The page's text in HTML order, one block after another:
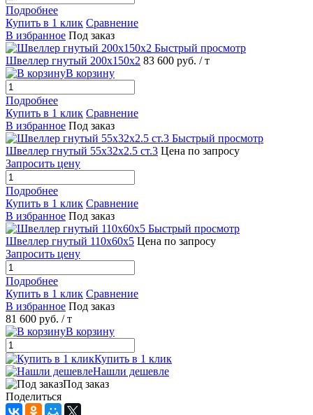
Подробнее
Купить в 1 клик Сравнение
В избранное Под заказ
Быстрый просмотр
Швеллер гнутый 200х150х2 83 600 руб. / т
В корзину
Подробнее
Купить в 1 клик Сравнение
В избранное Под заказ
Быстрый просмотр
Швеллер гнутый 55х32х2.5 ст.3 Цена по запросу
Запросить цену
Подробнее
Купить в 1 клик Сравнение
В избранное Под заказ
Быстрый просмотр
Швеллер гнутый 110х60х5 Цена по запросу
Запросить цену
Подробнее
Купить в 1 клик Сравнение
В избранное Под заказ
81 600 руб. / т
В корзину
Купить в 1 клик
Нашли дешевле
Под заказ
Поделиться